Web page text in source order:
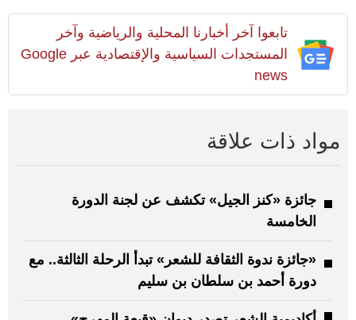
تابعوا آخر أخبارنا المحلية والرياضية وآخر
المستجدات السياسية والإقتصادية عبر Google
news
مواد ذات علاقة
جائزة «كنز الجيل» تكشف عن لجنة الدورة
الخامسة
«جائزة ندوة الثقافة للشعر» تبدأ الرحلة الثالثة.. مع
دورة أحمد بن سلطان بن سليم